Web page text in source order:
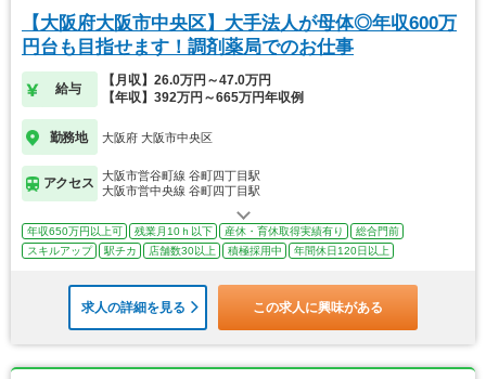
【大阪府大阪市中央区】大手法人が母体◎年収600万
円台も目指せます！調剤薬局でのお仕事
給与
【月収】26.0万円～47.0万円
【年収】392万円～665万円年収例
勤務地 大阪府 大阪市中央区
アクセス
大阪市営谷町線 谷町四丁目駅
大阪市営中央線 谷町四丁目駅
年収650万円以上可 残業月10ｈ以下 産休・育休取得実績有り
総合門前
スキルアップ
駅チカ 店舗数30以上 積極採用中 年間休日120日以上
求人の詳細を見る この求人に興味がある